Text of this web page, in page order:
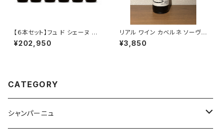
【６本セット】フュ ド シェーヌ マ
ルチヴィンテージ 箱なし 750m
l アンリ ジロー シャンパーニュ
¥202,950
リアル ワイン カベルネ ソーヴィ
ニヨン 2021
¥3,850
CATEGORY
シャンパーニュ